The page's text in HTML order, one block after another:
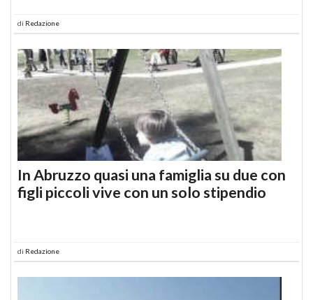
di Redazione
In Abruzzo quasi una famiglia su due con
figli piccoli vive con un solo stipendio
di Redazione